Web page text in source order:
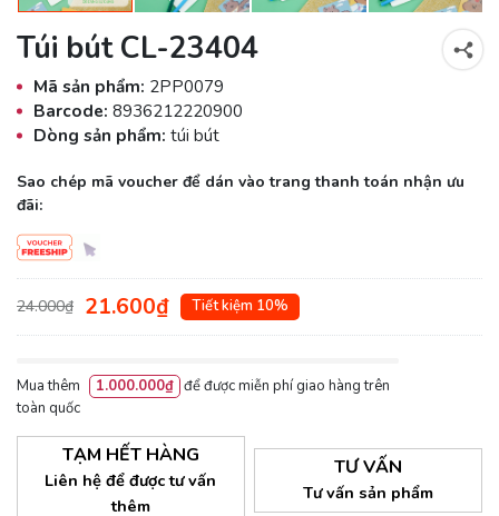
Túi bút CL-23404
Mã sản phẩm: 2PP0079
Barcode: 8936212220900
Dòng sản phẩm: túi bút
Sao chép mã voucher để dán vào trang thanh toán nhận ưu
đãi:
24.000₫ 21.600₫ Tiết kiệm 10%
Mua thêm 1.000.000₫ để được miễn phí giao hàng trên
toàn quốc
TẠM HẾT HÀNG
Liên hệ để được tư vấn
thêm
TƯ VẤN
Tư vấn sản phẩm